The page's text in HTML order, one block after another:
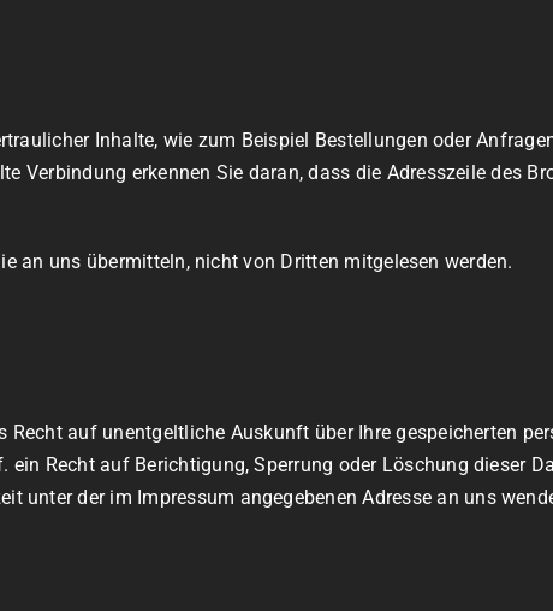
Inhalte, wie zum Beispiel Bestellungen oder
Verbindung erkennen Sie daran, dass die Adresszeile des
an uns übermitteln, nicht von Dritten mitgelesen werden.
auf unentgeltliche Auskunft über Ihre gespeicherten
Recht auf Berichtigung, Sperrung oder Löschung dieser
unter der im Impressum angegebenen Adresse an uns